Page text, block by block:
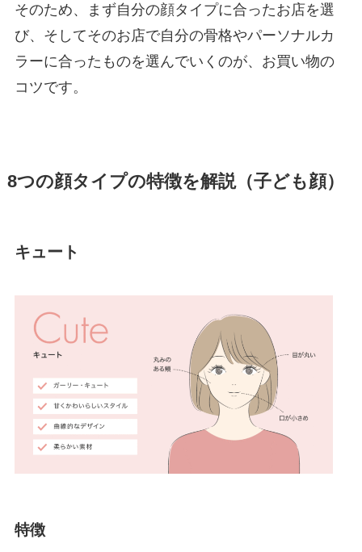
そのため、まず自分の顔タイプに合ったお店を選
び、そしてそのお店で自分の骨格やパーソナルカ
ラーに合ったものを選んでいくのが、お買い物の
コツです。
8つの顔タイプの特徴を解説（子ども顔）
キュート
特徴